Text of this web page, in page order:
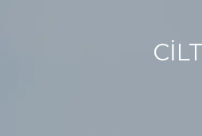
CİLT